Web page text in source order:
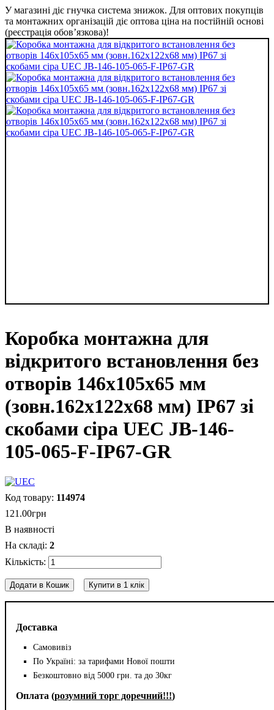
У магазині діє гнучка система знижок. Для оптових покупців
та монтажних організацій діє оптова ціна на постійній основі
(реєстрація обов’язкова)!
Коробка монтажна для
відкритого встановлення без
отворів 146х105х65 мм
(зовн.162х122х68 мм) IP67 зі
скобами сіра UEC JB-146-
105-065-F-IP67-GR
Доставка
Самовивіз
По Україні: за тарифами Нової пошти
Безкоштовно від 5000 грн. та до 30кг
Оплата (розумний торг доречний!!!)
114974
121 .00грн
В наявності
2
Додати в Кошик Купити в 1 клік